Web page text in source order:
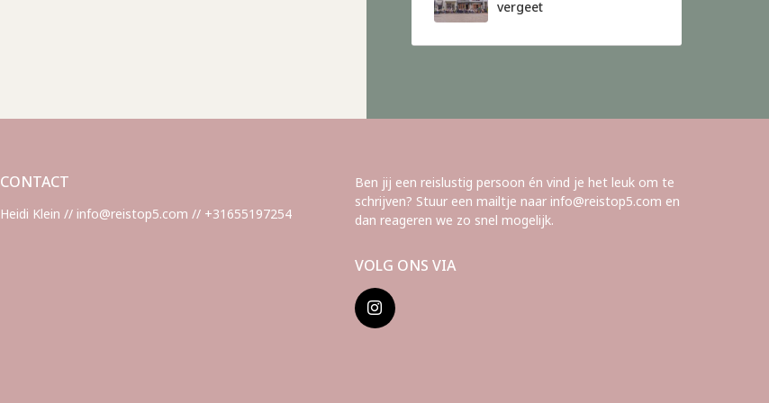
vergeet
CONTACT
Heidi Klein // info@reistop5.com // +31655197254
Ben jij een reislustig persoon én vind je het leuk om te
schrijven? Stuur een mailtje naar info@reistop5.com en
dan reageren we zo snel mogelijk.
VOLG ONS VIA